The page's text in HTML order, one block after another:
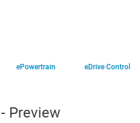
ePowertrain eDrive Control
Preview